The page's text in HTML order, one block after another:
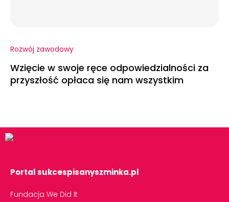
Rozwój zawodowy
Wzięcie w swoje ręce odpowiedzialności za
przyszłość opłaca się nam wszystkim
Portal sukcespisanyszminka.pl
Fundacja We Did It